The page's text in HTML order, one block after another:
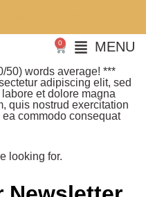
0 MENU
50) words average! ***
adipiscing elit, sed
et dolore magna
quis nostrud exercitation
commodo consequat
looking for.